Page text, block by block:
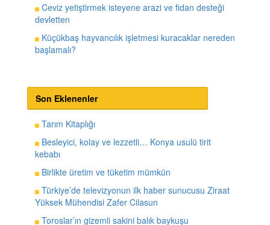
Ceviz yetiştirmek isteyene arazi ve fidan desteği
devletten
Küçükbaş hayvancılık işletmesi kuracaklar nereden
başlamalı?
Son Eklenenler
Tarım Kitaplığı
Besleyici, kolay ve lezzetli… Konya usulü tirit
kebabı
Birlikte üretim ve tüketim mümkün
Türkiye’de televizyonun ilk haber sunucusu Ziraat
Yüksek Mühendisi Zafer Cilasun
Toroslar’ın gizemli sakini balık baykuşu